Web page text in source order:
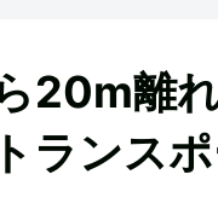
20m離
ランス